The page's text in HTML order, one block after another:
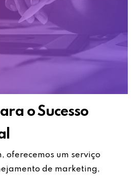
o Sucesso
oferecemos um serviço
de marketing,